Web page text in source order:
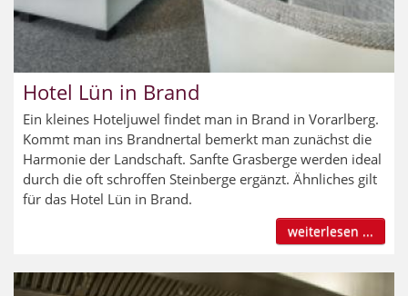
Hotel Lün in Brand
Ein kleines Hoteljuwel findet man in Brand in Vorarlberg.
Kommt man ins Brandnertal bemerkt man zunächst die
Harmonie der Landschaft. Sanfte Grasberge werden ideal
durch die oft schroffen Steinberge ergänzt. Ähnliches gilt
für das Hotel Lün in Brand.
weiterlesen ...